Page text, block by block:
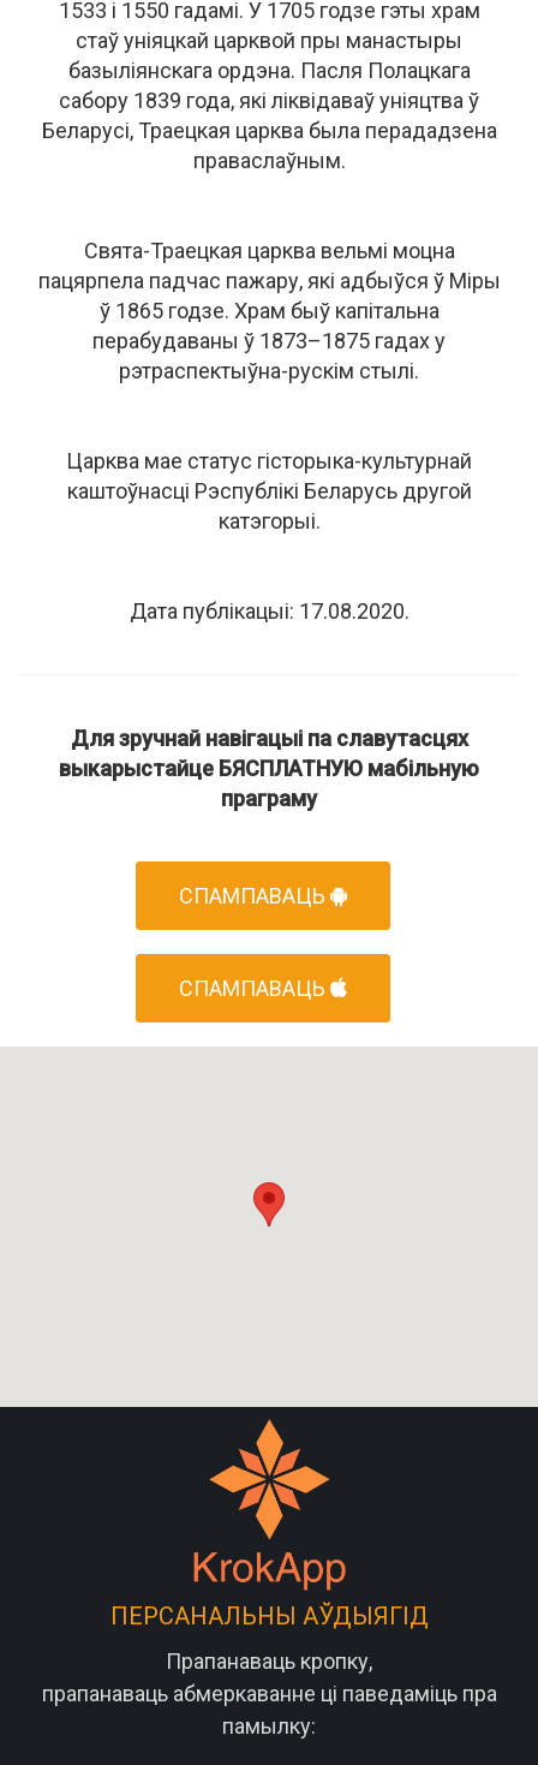
1533 і 1550 гадамі. У 1705 годзе гэты храм
стаў уніяцкай царквой пры манастыры
базыліянскага ордэна. Пасля Полацкага
сабору 1839 года, які ліквідаваў уніяцтва ў
Беларусі, Траецкая царква была перададзена
праваслаўным.
Свята-Траецкая царква вельмі моцна
пацярпела падчас пажару, які адбыўся ў Міры
ў 1865 годзе. Храм быў капітальна
перабудаваны ў 1873–1875 гадах у
рэтраспектыўна-рускім стылі.
Царква мае статус гісторыка-культурнай
каштоўнасці Рэспублікі Беларусь другой
катэгорыі.
Дата публікацыі: 17.08.2020.
Для зручнай навігацыі па славутасцях
выкарыстайце БЯСПЛАТНУЮ мабільную
праграму
СПАМПАВАЦЬ
СПАМПАВАЦЬ
ПЕРСАНАЛЬНЫ АЎДЫЯГІД
Прапанаваць кропку,
прапанаваць абмеркаванне ці паведаміць пра
памылку: